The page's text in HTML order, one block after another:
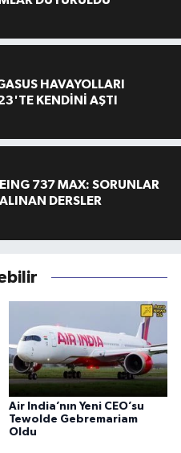
HAVAYOLLARI
KENDİNİ AŞTI
737 MAX: SORUNLAR
DERSLER
Air India’nın Yeni CEO’su
Tewolde Gebremariam
Oldu